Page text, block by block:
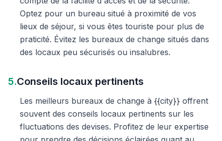
Optez pour un bureau situé à proximité de vos
lieux de séjour, si vous êtes touriste pour plus de
praticité. Évitez les bureaux de change situés dans
des locaux peu sécurisés ou insalubres.
5.Conseils locaux pertinents
Les meilleurs bureaux de change à {{city}} offrent
souvent des conseils locaux pertinents sur les
fluctuations des devises. Profitez de leur expertise